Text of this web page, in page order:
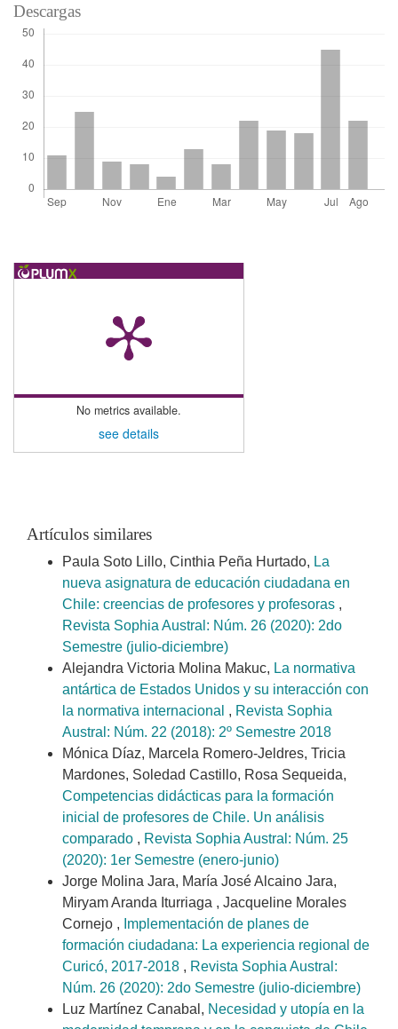
Descargas
No metrics available.
see details
Artículos similares
Paula Soto Lillo, Cinthia Peña Hurtado, La
nueva asignatura de educación ciudadana en
Chile: creencias de profesores y profesoras ,
Revista Sophia Austral: Núm. 26 (2020): 2do
Semestre (julio-diciembre)
Alejandra Victoria Molina Makuc, La normativa
antártica de Estados Unidos y su interacción con
la normativa internacional , Revista Sophia
Austral: Núm. 22 (2018): 2º Semestre 2018
Mónica Díaz, Marcela Romero-Jeldres, Tricia
Mardones, Soledad Castillo, Rosa Sequeida,
Competencias didácticas para la formación
inicial de profesores de Chile. Un análisis
comparado , Revista Sophia Austral: Núm. 25
(2020): 1er Semestre (enero-junio)
Jorge Molina Jara, María José Alcaino Jara,
Miryam Aranda Iturriaga , Jacqueline Morales
Cornejo , Implementación de planes de
formación ciudadana: La experiencia regional de
Curicó, 2017-2018 , Revista Sophia Austral:
Núm. 26 (2020): 2do Semestre (julio-diciembre)
Luz Martínez Canabal, Necesidad y utopía en la